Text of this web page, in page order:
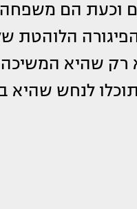
הלוהטת
שהיא המשיכה
לנחש שהיא